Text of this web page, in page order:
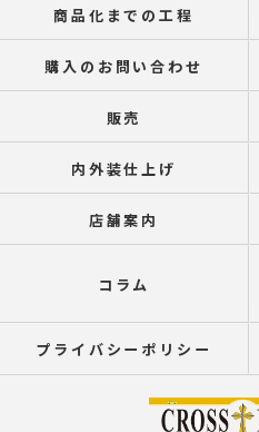
商品化までの工程
購入のお問い合わせ
販売
内外装仕上げ
店舗案内
コラム
プライバシーポリシー